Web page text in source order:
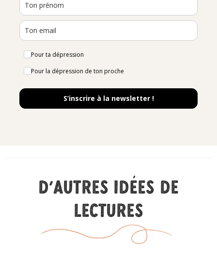
Pour ta dépression
Pour la dépression de ton proche
S’inscrire à la newsletter !
D'autres idées de
lectures